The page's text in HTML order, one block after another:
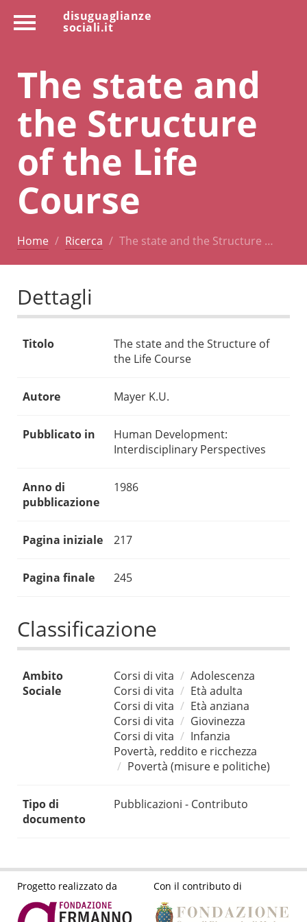
disuguaglianze
sociali.it
The state and
the Structure
of the Life
Course
Home Ricerca The state and the Structure …
Dettagli
Titolo
The state and the Structure of
the Life Course
Autore Mayer K.U.
Pubblicato in
Human Development:
Interdisciplinary Perspectives
Anno di
pubblicazione
1986
Pagina iniziale 217
Pagina finale 245
Classificazione
Ambito
Sociale
Corsi di vita
Adolescenza
Corsi di vita
Età adulta
Corsi di vita
Età anziana
Corsi di vita
Giovinezza
Corsi di vita
Infanzia
Povertà, reddito e ricchezza
Povertà (misure e politiche)
Tipo di
documento
Pubblicazioni - Contributo
Progetto realizzato da Con il contributo di